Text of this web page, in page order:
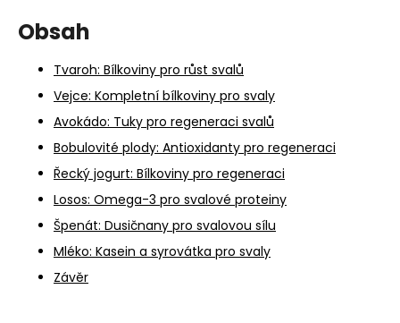
Obsah
Tvaroh: Bílkoviny pro růst svalů
Vejce: Kompletní bílkoviny pro svaly
Avokádo: Tuky pro regeneraci svalů
Bobulovité plody: Antioxidanty pro regeneraci
Řecký jogurt: Bílkoviny pro regeneraci
Losos: Omega-3 pro svalové proteiny
Špenát: Dusičnany pro svalovou sílu
Mléko: Kasein a syrovátka pro svaly
Závěr
t